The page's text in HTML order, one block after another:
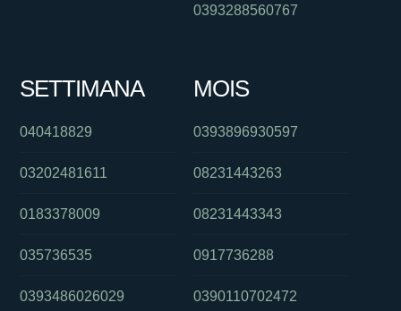
0393288560767
SETTIMANA
040418829
03202481611
0183378009
035736535
0393486026029
MOIS
0393896930597
08231443263
08231443343
0917736288
0390110702472